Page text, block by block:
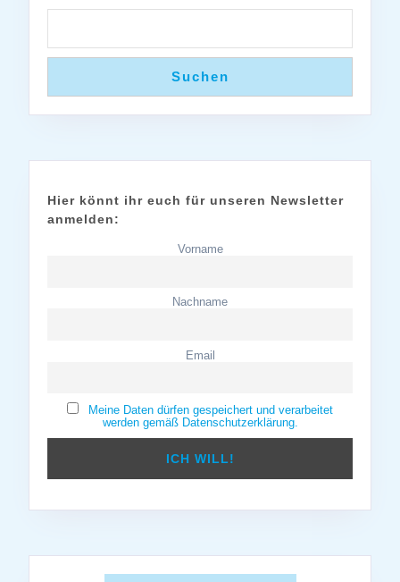
Suchen
Hier könnt ihr euch für unseren Newsletter
anmelden:
Vorname
Nachname
Email
Meine Daten dürfen gespeichert und verarbeitet
werden gemäß Datenschutzerklärung.